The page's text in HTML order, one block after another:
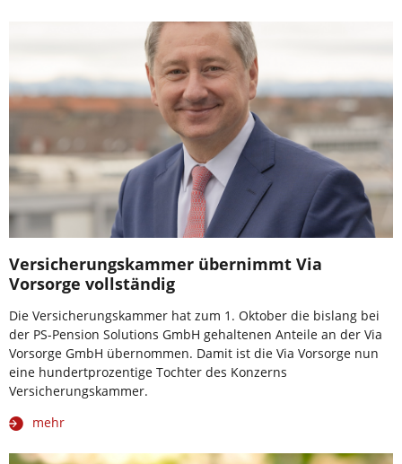
Versicherungskammer übernimmt Via
Vorsorge vollständig
Die Versicherungskammer hat zum 1. Oktober die bislang bei
der PS-Pension Solutions GmbH gehaltenen Anteile an der Via
Vorsorge GmbH übernommen. Damit ist die Via Vorsorge nun
eine hundertprozentige Tochter des Konzerns
Versicherungskammer.
mehr